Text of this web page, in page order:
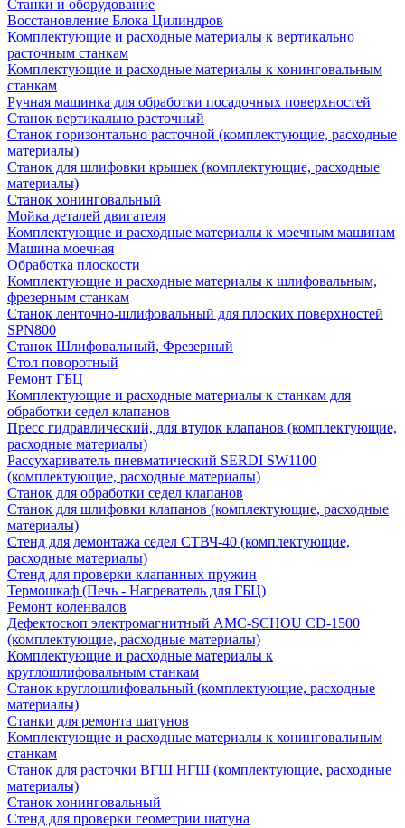
Станки и оборудование
Восстановление Блока Цилиндров
Комплектующие и расходные материалы к вертикально
расточным станкам
Комплектующие и расходные материалы к хонинговальным
станкам
Ручная машинка для обработки посадочных поверхностей
Станок вертикально расточный
Станок горизонтально расточной (комплектующие, расходные
материалы)
Станок для шлифовки крышек (комплектующие, расходные
материалы)
Станок хонинговальный
Мойка деталей двигателя
Комплектующие и расходные материалы к моечным машинам
Машина моечная
Обработка плоскости
Комплектующие и расходные материалы к шлифовальным,
фрезерным станкам
Станок ленточно-шлифовальный для плоских поверхностей
SPN800
Станок Шлифовальный, Фрезерный
Стол поворотный
Ремонт ГБЦ
Комплектующие и расходные материалы к станкам для
обработки седел клапанов
Пресс гидравлический, для втулок клапанов (комплектующие,
расходные материалы)
Рассухариватель пневматический SERDI SW1100
(комплектующие, расходные материалы)
Станок для обработки седел клапанов
Станок для шлифовки клапанов (комплектующие, расходные
материалы)
Стенд для демонтажа седел СТВЧ-40 (комплектующие,
расходные материалы)
Стенд для проверки клапанных пружин
Термошкаф (Печь - Нагреватель для ГБЦ)
Ремонт коленвалов
Дефектоскоп электромагнитный AMC-SCHOU CD-1500
(комплектующие, расходные материалы)
Комплектующие и расходные материалы к
круглошлифовальным станкам
Станок круглошлифовальный (комплектующие, расходные
материалы)
Станки для ремонта шатунов
Комплектующие и расходные материалы к хонинговальным
станкам
Станок для расточки ВГШ НГШ (комплектующие, расходные
материалы)
Станок хонинговальный
Стенд для проверки геометрии шатуна